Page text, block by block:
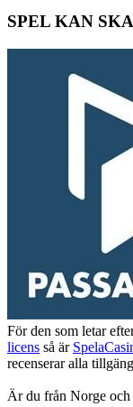
SPEL KAN
För den som letar
licens så är
recenserar alla
Är du från Norge och